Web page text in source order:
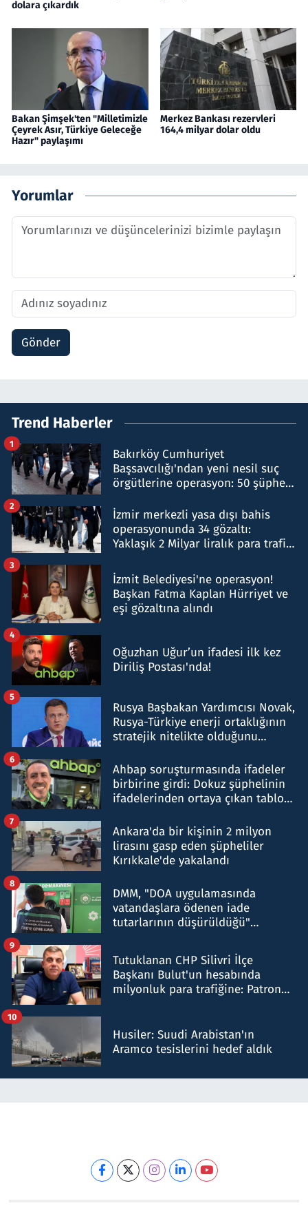
dolara çıkardık
Bakan Şimşek'ten "Milletimizle
Çeyrek Asır, Türkiye Geleceğe
Hazır" paylaşımı
Merkez Bankası rezervleri
164,4 milyar dolar oldu
Yorumlar
Gönder
Trend Haberler
Bakırköy Cumhuriyet
Başsavcılığı'ndan yeni nesil suç
örgütlerine operasyon: 50 şüpheli
1
İzmir merkezli yasa dışı bahis
operasyonunda 34 gözaltı:
Yaklaşık 2 Milyar liralık para trafiği
2
İzmit Belediyesi'ne operasyon!
Başkan Fatma Kaplan Hürriyet ve
eşi gözaltına alındı
3
Oğuzhan Uğur’un ifadesi ilk kez
Diriliş Postası'nda!
4
Rusya Başbakan Yardımcısı Novak,
Rusya-Türkiye enerji ortaklığının
stratejik nitelikte olduğunu
5
Ahbap soruşturmasında ifadeler
birbirine girdi: Dokuz şüphelinin
ifadelerinden ortaya çıkan tablo
6
Ankara'da bir kişinin 2 milyon
lirasını gasp eden şüpheliler
Kırıkkale'de yakalandı
7
DMM, "DOA uygulamasında
vatandaşlara ödenen iade
tutarlarının düşürüldüğü"
8
Tutuklanan CHP Silivri İlçe
Başkanı Bulut'un hesabında
milyonluk para trafiğine: Patron
9
Husiler: Suudi Arabistan'ın
Aramco tesislerini hedef aldık
10